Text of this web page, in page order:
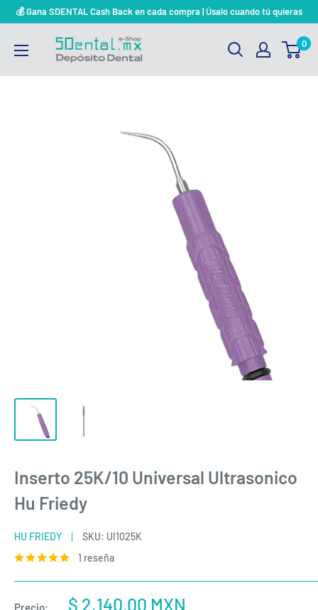
💰 Gana SDENTAL Cash Back en cada compra | Úsalo cuando tú quieras
SDENTAL.MX
DEPOSITO
0
Inserto 25K/10 Universal Ultrasonico
Hu Friedy
HU FRIEDY SKU: UI1025K
1 reseña
Precio:
Precio
$ 2,140.00 MXN